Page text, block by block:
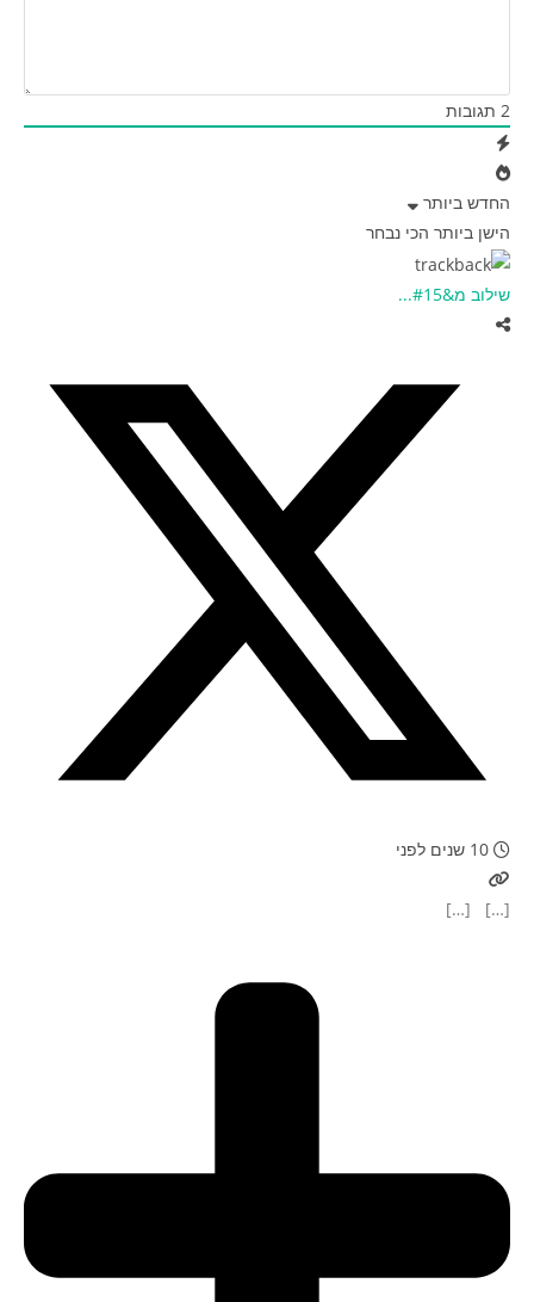
2 תגובות
החדש ביותר
הישן ביותר הכי נבחר
שילוב מ&#15...
[…] […]